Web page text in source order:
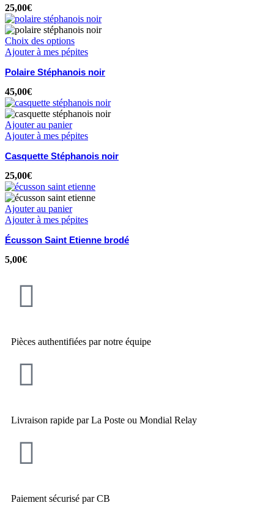
25,00€
Choix des options
Ajouter à mes pépites
Polaire Stéphanois noir
45,00€
Ajouter au panier
Ajouter à mes pépites
Casquette Stéphanois noir
25,00€
Ajouter au panier
Ajouter à mes pépites
Écusson Saint Etienne brodé
5,00€
Pièces authentifiées par notre équipe
Livraison rapide par La Poste ou Mondial Relay
Paiement sécurisé par CB